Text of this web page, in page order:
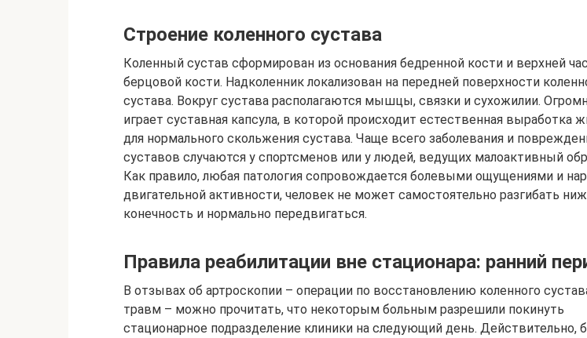
Строение коленного сустава
Коленный сустав сформирован из основания бедренной кости и верхней
берцовой кости. Надколенник локализован на передней поверхности
сустава. Вокруг сустава располагаются мышцы, связки и сухожилии.
играет суставная капсула, в которой происходит естественная выработка
для нормального скольжения сустава. Чаще всего заболевания и
суставов случаются у спортсменов или у людей, ведущих малоактивный
Как правило, любая патология сопровождается болевыми ощущениями и
двигательной активности, человек не может самостоятельно разгибать
конечность и нормально передвигаться.
Правила реабилитации вне стационара: ранний
В отзывах об артроскопии – операции по восстановлению коленного
травм – можно прочитать, что некоторым больным разрешили покинуть
стационарное подразделение клиники на следующий день. Действительно,